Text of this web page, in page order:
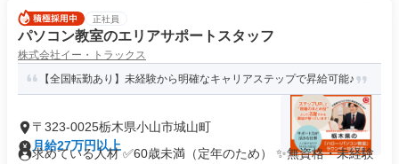
正社員
パソコン教室のエリアサポートスタッフ
株式会社イー・トラックス
【全国転勤あり】未経験から明確なキャリアステップで昇給可能♪
〒323-0025栃木県小山市城山町
月給27万円以上
求めている人材 ✅60歳未満（定年のため） ✨無資格・未経験